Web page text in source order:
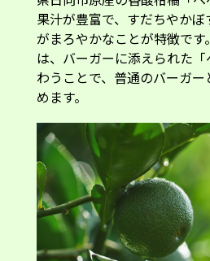
がまろやかなことが特徴です
は、バーガーに添えられた
わうことで、普通のバーガー
めます。